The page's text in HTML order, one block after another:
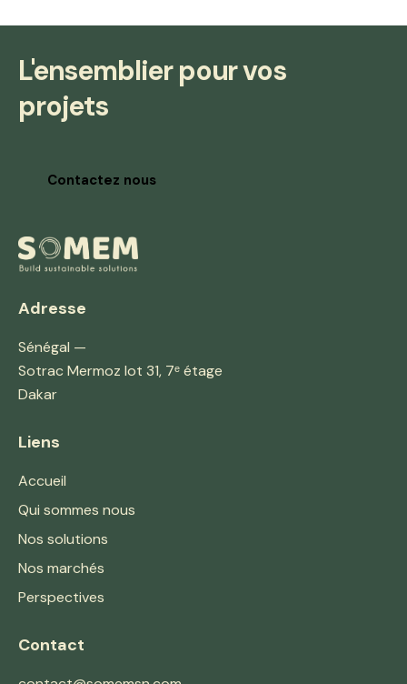
L'ensemblier pour vos
projets
Contactez nous
Adresse
Sénégal —
Sotrac Mermoz lot 31, 7ᵉ étage
Dakar
Liens
Accueil
Qui sommes nous
Nos solutions
Nos marchés
Perspectives
Contact